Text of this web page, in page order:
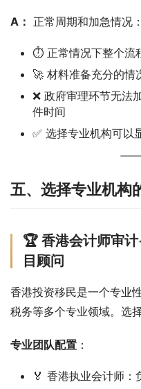
A： 正常周期和加急情况：
⏱️ 正常情况下整个流
🚀 材料准备充分的情
❌ 政府审理环节无法
件时间
✅ 选择专业机构可以
五、选择专业机构
🏆 香港会计师审
目顾问
香港投资移民是一个专业
税务等多个专业领域。选
专业团队配置 ：
🏅 香港执业会计师